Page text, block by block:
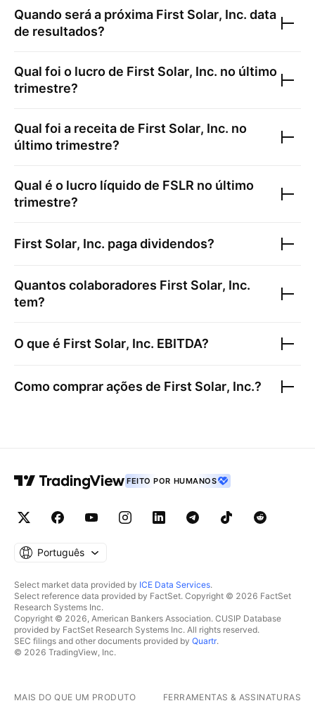
Quando será a próxima First Solar, Inc. data
de resultados?
Qual foi o lucro de First Solar, Inc. no último
trimestre?
Qual foi a receita de First Solar, Inc. no
último trimestre?
Qual é o lucro líquido de FSLR no último
trimestre?
First Solar, Inc. paga dividendos?
Quantos colaboradores First Solar, Inc.
tem?
O que é First Solar, Inc. EBITDA?
Como comprar ações de First Solar, Inc.?
FEITO POR HUMANOS
Português
Select market data provided by ICE Data Services.
Select reference data provided by FactSet. Copyright © 2026 FactSet
Research Systems Inc.
Copyright © 2026, American Bankers Association. CUSIP Database
provided by FactSet Research Systems Inc. All rights reserved.
SEC filings and other documents provided by Quartr.
© 2026 TradingView, Inc.
MAIS DO QUE UM PRODUTO FERRAMENTAS & ASSINATURAS